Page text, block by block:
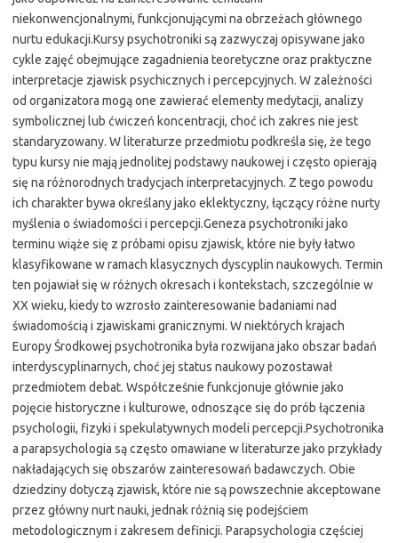
niekonwencjonalnymi, funkcjonującymi na obrzeżach głównego
nurtu edukacji.Kursy psychotroniki są zazwyczaj opisywane jako
cykle zajęć obejmujące zagadnienia teoretyczne oraz praktyczne
interpretacje zjawisk psychicznych i percepcyjnych. W zależności
od organizatora mogą one zawierać elementy medytacji, analizy
symbolicznej lub ćwiczeń koncentracji, choć ich zakres nie jest
standaryzowany. W literaturze przedmiotu podkreśla się, że tego
typu kursy nie mają jednolitej podstawy naukowej i często opierają
się na różnorodnych tradycjach interpretacyjnych. Z tego powodu
ich charakter bywa określany jako eklektyczny, łączący różne nurty
myślenia o świadomości i percepcji.Geneza psychotroniki jako
terminu wiąże się z próbami opisu zjawisk, które nie były łatwo
klasyfikowane w ramach klasycznych dyscyplin naukowych. Termin
ten pojawiał się w różnych okresach i kontekstach, szczególnie w
XX wieku, kiedy to wzrosło zainteresowanie badaniami nad
świadomością i zjawiskami granicznymi. W niektórych krajach
Europy Środkowej psychotronika była rozwijana jako obszar badań
interdyscyplinarnych, choć jej status naukowy pozostawał
przedmiotem debat. Współcześnie funkcjonuje głównie jako
pojęcie historyczne i kulturowe, odnoszące się do prób łączenia
psychologii, fizyki i spekulatywnych modeli percepcji.Psychotronika
a parapsychologia są często omawiane w literaturze jako przykłady
nakładających się obszarów zainteresowań badawczych. Obie
dziedziny dotyczą zjawisk, które nie są powszechnie akceptowane
przez główny nurt nauki, jednak różnią się podejściem
metodologicznym i zakresem definicji. Parapsychologia częściej